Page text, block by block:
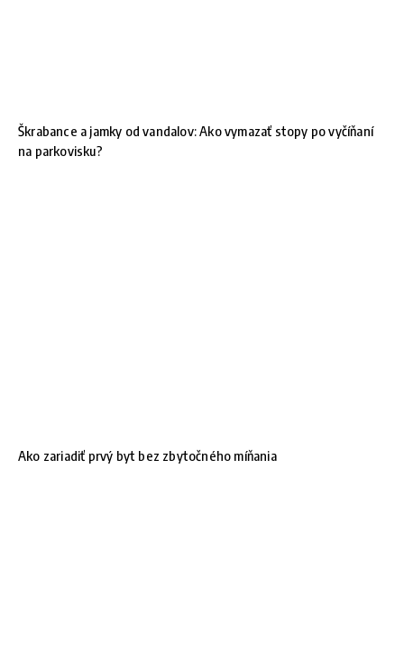
Škrabance a jamky od vandalov: Ako vymazať stopy po vyčíňaní
na parkovisku?
Ako zariadiť prvý byt bez zbytočného míňania